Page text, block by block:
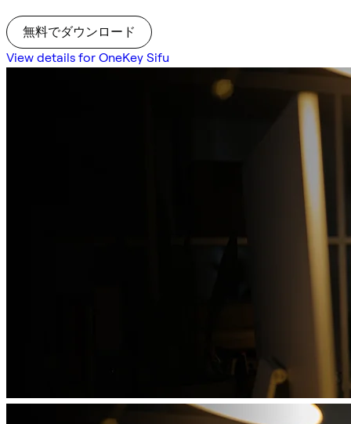
無料でダウンロード
View details for OneKey Sifu